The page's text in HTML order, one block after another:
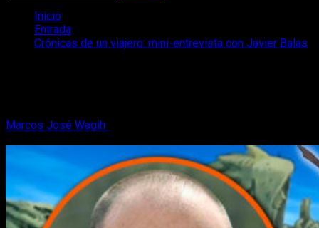
Inicio
Entrada
Crónicas de un viajero: mini-entrevista con Javier Balas
Marcos José Wagih